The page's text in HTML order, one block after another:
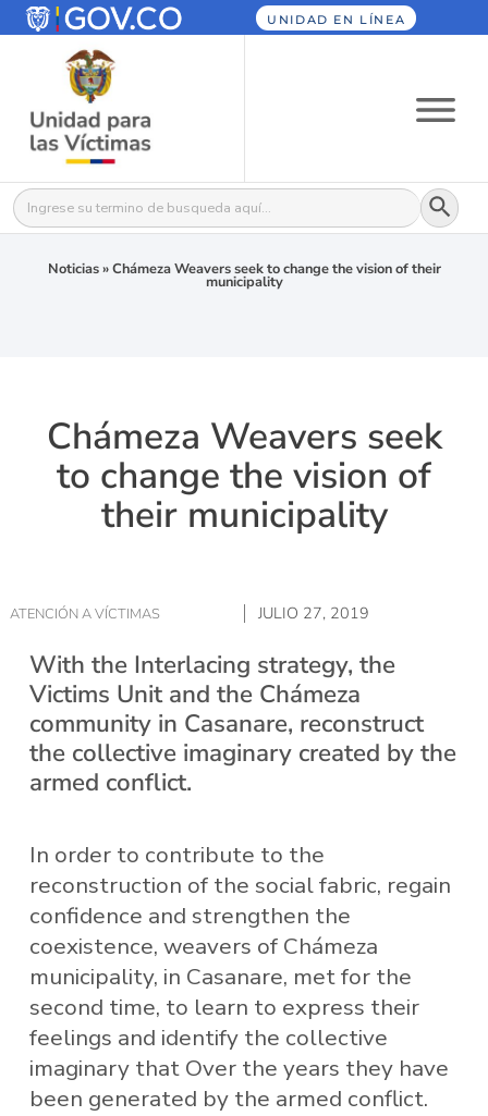
UNIDAD EN LÍNEA
Buscar: Botón
Noticias»Chámeza Weavers seek to change the vision of their
municipality
Chámeza Weavers seek
to change the vision of
their municipality
ATENCIÓN A VÍCTIMAS JULIO 27, 2019
With the Interlacing strategy, the
Victims Unit and the Chámeza
community in Casanare, reconstruct
the collective imaginary created by the
armed conflict.
In order to contribute to the
reconstruction of the social fabric, regain
confidence and strengthen the
coexistence, weavers of Chámeza
municipality, in Casanare, met for the
second time, to learn to express their
feelings and identify the collective
imaginary that Over the years they have
been generated by the armed conflict.